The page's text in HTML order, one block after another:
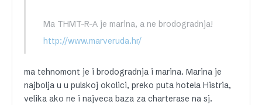
Ma THMT-R-A je marina, a ne brodogradnja!
http://www.marveruda.hr/
ma tehnomont je i brodogradnja i marina. Marina je
najbolja u u pulskoj okolici, preko puta hotela Histria,
velika ako ne i najveca baza za charterase na sj.